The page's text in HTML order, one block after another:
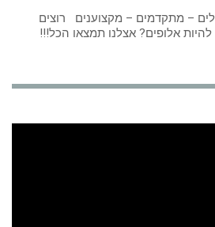
– מתקדמים – מקצוענים רוצים
להיות אלופים? אצלנו תמצאו הכל!!!